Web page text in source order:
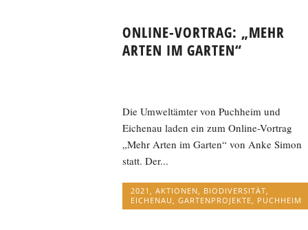
ONLINE-VORTRAG: „MEHR
ARTEN IM GARTEN“
Die Umweltämter von Puchheim und
Eichenau laden ein zum Online-Vortrag
„Mehr Arten im Garten“ von Anke Simon
statt. Der...
2021 , AKTIONEN, BIODIVERSITÄT,
EICHENAU, GARTENPROJEKTE, PUCHHEIM